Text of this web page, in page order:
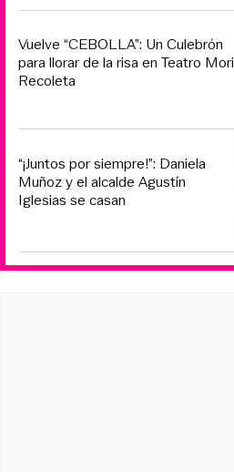
Vuelve “CEBOLLA”: Un Culebrón
para llorar de la risa en Teatro Mori
Recoleta
“¡Juntos por siempre!”: Daniela
Muñoz y el alcalde Agustín
Iglesias se casan